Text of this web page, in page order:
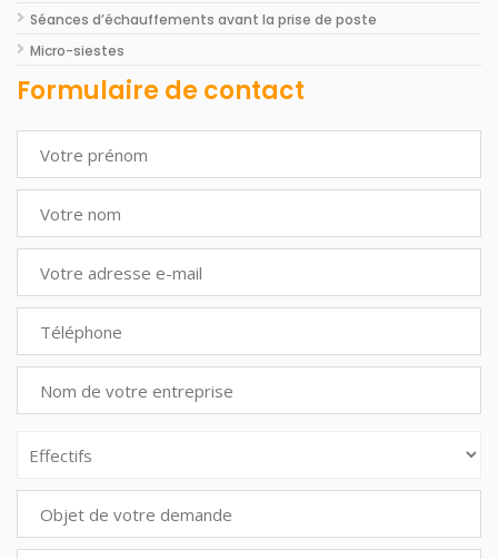
Séances d’échauffements avant la prise de poste
Micro-siestes
Formulaire de contact